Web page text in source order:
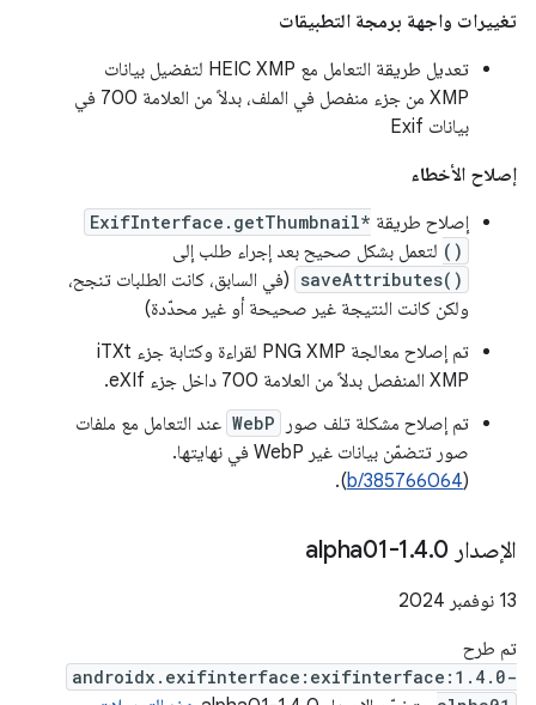
تغييرات واجهة برمجة التطبيقات
تعديل طريقة التعامل مع HEIC XMP لتفضيل بيانات
XMP من جزء منفصل في الملف، بدلاً من العلامة 700 في
بيانات Exif
إصلاح الأخطاء
إصلاح طريقة ExifInterface.getThumbnail*
() لتعمل بشكل صحيح بعد إجراء طلب إلى
saveAttributes() (في السابق، كانت الطلبات تنجح،
ولكن كانت النتيجة غير صحيحة أو غير محدّدة)
تم إصلاح معالجة PNG XMP لقراءة وكتابة جزء iTXt
XMP المنفصل بدلاً من العلامة 700 داخل جزء eXIf.
تم إصلاح مشكلة تلف صور
WebP عند التعامل مع ملفات
صور تتضمّن بيانات غير WebP في نهايتها.
(
b/385766064
).
الإصدار 1 .4.0-alpha01
‫13 نوفمبر 2024
تم طرح
androidx.exifinterface:exifinterface:1.4.0-